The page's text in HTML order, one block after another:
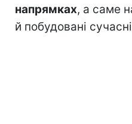
напрямках, а саме
й побудовані